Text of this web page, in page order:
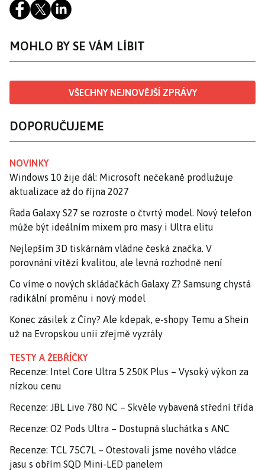
MOHLO BY SE VÁM LÍBIT
VŠECHNY NEJNOVĚJŠÍ ZPRÁVY
DOPORUČUJEME
NOVINKY
Windows 10 žije dál: Microsoft nečekaně prodlužuje
aktualizace až do října 2027
Řada Galaxy S27 se rozroste o čtvrtý model. Nový telefon
může být ideálním mixem pro masy i Ultra elitu
Nejlepším 3D tiskárnám vládne česká značka. V
porovnání vítězí kvalitou, ale levná rozhodně není
Co víme o nových skládačkách Galaxy Z? Samsung chystá
radikální proměnu i nový model
Konec zásilek z Číny? Ale kdepak, e-shopy Temu a Shein
už na Evropskou unii zřejmě vyzrály
TESTY A ŽEBŘÍČKY
Recenze: Intel Core Ultra 5 250K Plus – Vysoký výkon za
nízkou cenu
Recenze: JBL Live 780 NC – Skvěle vybavená střední třída
Recenze: O2 Pods Ultra – Dostupná sluchátka s ANC
Recenze: TCL 75C7L – Otestovali jsme nového vládce
jasu s obřím SQD Mini-LED panelem